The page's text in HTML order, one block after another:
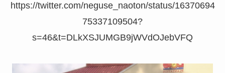
https://twitter.com/neguse_naoton/status/16370694
75337109504?
s=46&t=DLkXSJUMGB9jWVdOJebVFQ